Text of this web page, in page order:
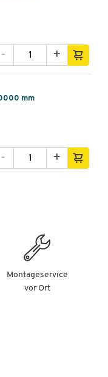
+
-
mm
+
-
Montageservice
vor Ort